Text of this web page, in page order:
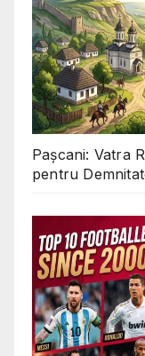
Pașcani: Vatra
pentru